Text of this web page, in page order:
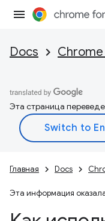
Docs
Эта страница
Главная Docs
Эта информация